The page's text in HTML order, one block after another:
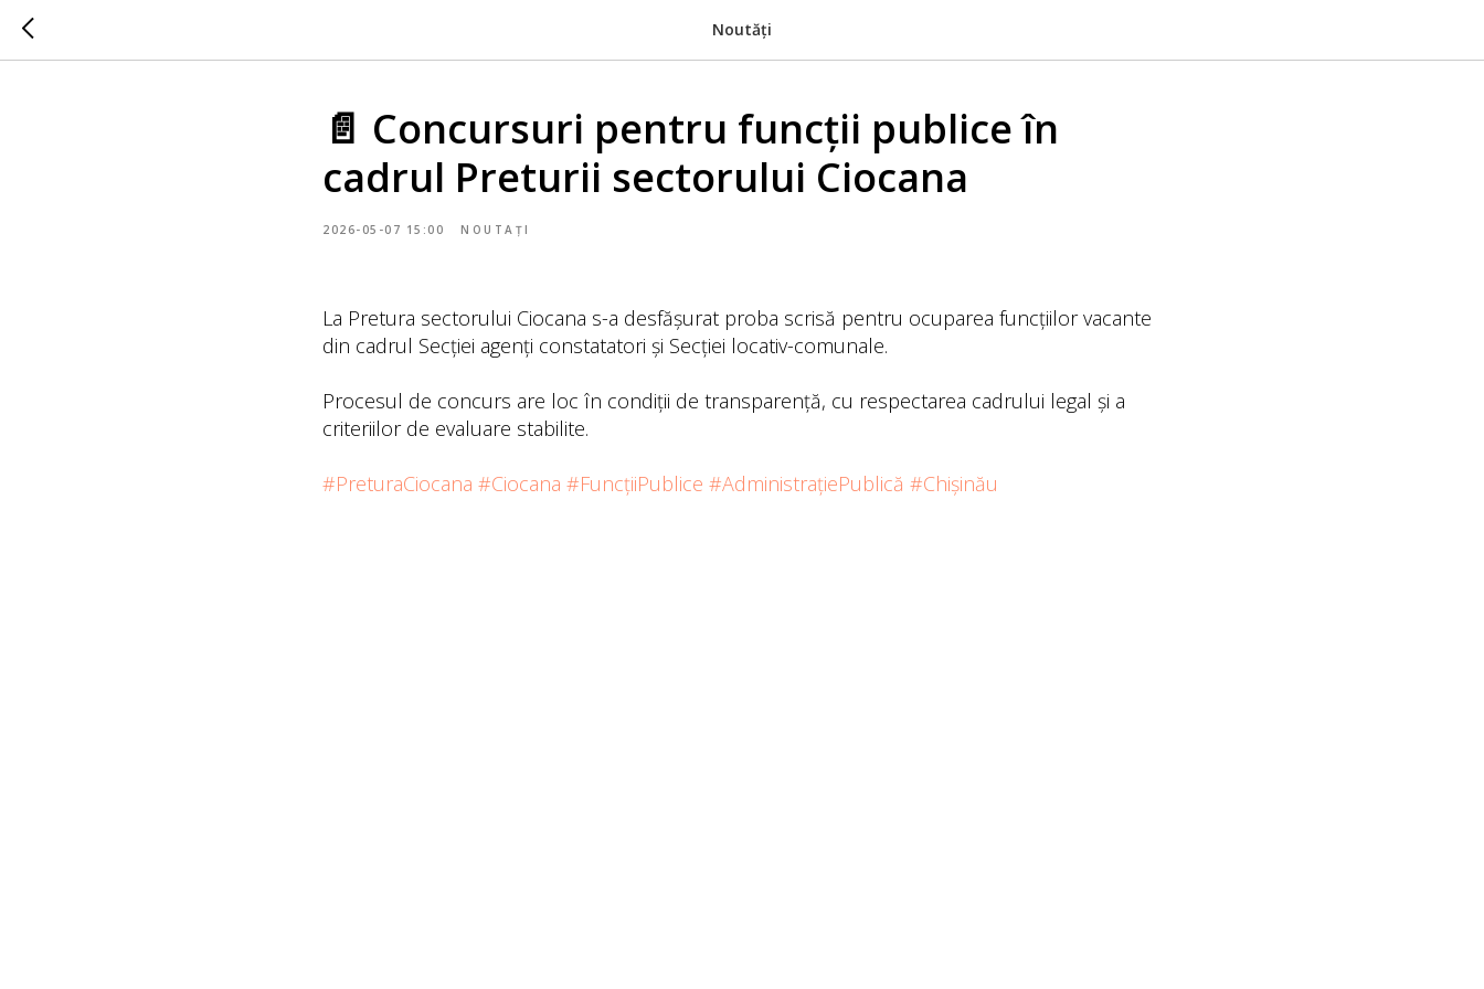
Noutăți
📄 Concursuri pentru funcții publice în
cadrul Preturii sectorului Ciocana
2026-05-07 15:00 NOUTAȚI
La Pretura sectorului Ciocana s-a desfășurat proba scrisă pentru ocuparea funcțiilor vacante
din cadrul Secției agenți constatatori și Secției locativ-comunale.
Procesul de concurs are loc în condiții de transparență, cu respectarea cadrului legal și a
criteriilor de evaluare stabilite.
#PreturaCiocana #Ciocana #FuncțiiPublice #AdministrațiePublică #Chișinău